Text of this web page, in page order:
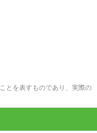
とを表すものであり、実際の